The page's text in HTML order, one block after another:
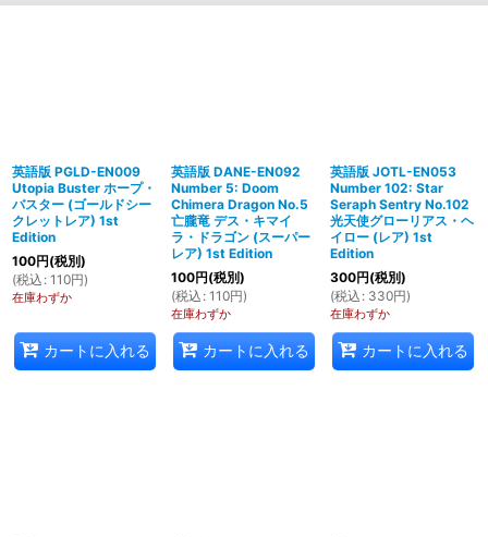
英語版 PGLD-EN009
Utopia Buster ホープ・
バスター (ゴールドシー
クレットレア) 1st
Edition
100円(税別)
(税込 : 110円)
在庫わずか
カートに入れる
英語版 DANE-EN092
Number 5: Doom
Chimera Dragon No.5
亡朧竜 デス・キマイ
ラ・ドラゴン (スーパー
レア) 1st Edition
100円(税別)
(税込 : 110円)
在庫わずか
カートに入れる
英語版 JOTL-EN053
Number 102: Star
Seraph Sentry No.102
光天使グローリアス・ヘ
イロー (レア) 1st
Edition
300円(税別)
(税込 : 330円)
在庫わずか
カートに入れる